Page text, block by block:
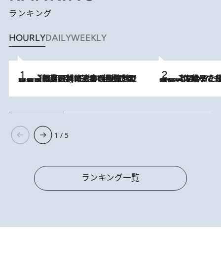
ランキング
HOURLYDAILYWEEKLY
11 Hours Ago
「最後に見られてよかった」上野動物園の東園パンダ舎が解体前に特別公開。8月16日まで延長されたパネル展と共に辿る“半世紀”のパンダ飼育《解体工事の図面あり》 2026.8.5
【阿川佐和子さんの年とる力】なぜ70代で始めた趣味は“こんなに楽しい”のか？ ピアノ、俳句…スランプに陥っても続けられる“ある秘訣”とは
1 / 5
ランキング一覧